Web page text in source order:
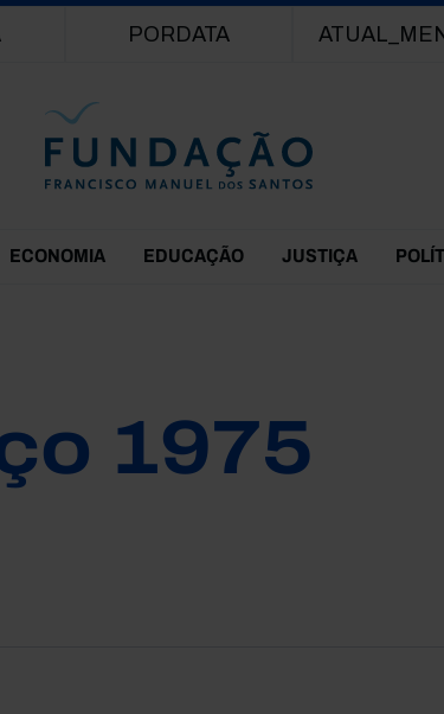
PORDATA
ECONOMIA EDUCAÇÃO JUSTIÇA
1975